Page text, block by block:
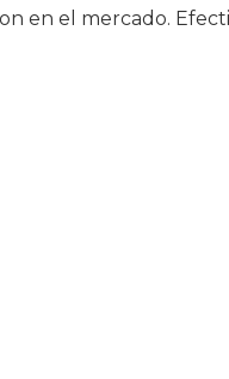
en el mercado.